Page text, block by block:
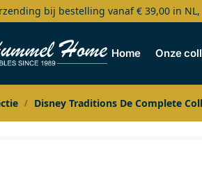
bij bestelling vanaf € 39,00 in NL,
Home Onze
/ Disney Traditions De Complete